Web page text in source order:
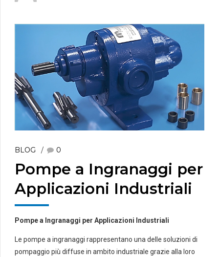
BLOG 0
Pompe a Ingranaggi per
Applicazioni Industriali
Pompe a Ingranaggi per Applicazioni Industriali
Le pompe a ingranaggi rappresentano una delle soluzioni di
pompaggio più diffuse in ambito industriale grazie alla loro